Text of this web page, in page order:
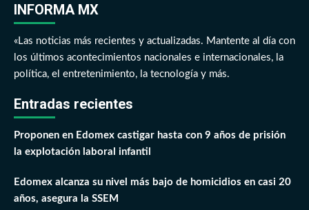
INFORMA MX
«Las noticias más recientes y actualizadas. Mantente al día con
los últimos acontecimientos nacionales e internacionales, la
política, el entretenimiento, la tecnología y más.
Entradas recientes
Proponen en Edomex castigar hasta con 9 años de prisión
la explotación laboral infantil
Edomex alcanza su nivel más bajo de homicidios en casi 20
años, asegura la SSEM